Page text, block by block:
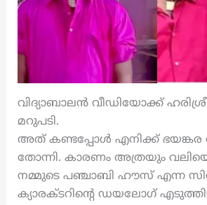
വിദ്യാബാലൻ വീഡിയോക്ക്
മറുപടി.
അത് കണ്ടപ്പോൾ എനിക്ക്
തോന്നി. കാരണം അത്രയും
നമ്മുടെ പഞ്ചാബി ഹൗസ് എന്ന
ക്യാരക്ടറിന്റെ ഡയലോഗ്